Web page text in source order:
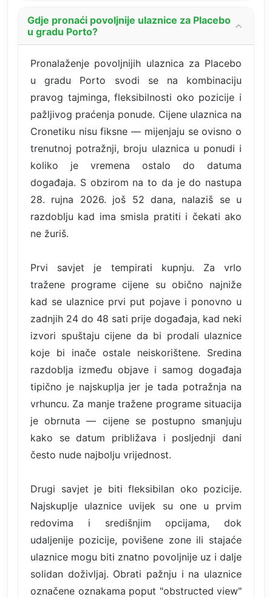
Gdje pronaći povoljnije ulaznice za Placebo
u gradu Porto?
Pronalaženje povoljnijih ulaznica za Placebo
u gradu Porto svodi se na kombinaciju
pravog tajminga, fleksibilnosti oko pozicije i
pažljivog praćenja ponude. Cijene ulaznica na
Cronetiku nisu fiksne — mijenjaju se ovisno o
trenutnoj potražnji, broju ulaznica u ponudi i
koliko je vremena ostalo do datuma
događaja. S obzirom na to da je do nastupa
28. rujna 2026. još 52 dana, nalaziš se u
razdoblju kad ima smisla pratiti i čekati ako
ne žuriš.
Prvi savjet je tempirati kupnju. Za vrlo
tražene programe cijene su obično najniže
kad se ulaznice prvi put pojave i ponovno u
zadnjih 24 do 48 sati prije događaja, kad neki
izvori spuštaju cijene da bi prodali ulaznice
koje bi inače ostale neiskorištene. Sredina
razdoblja između objave i samog događaja
tipično je najskuplja jer je tada potražnja na
vrhuncu. Za manje tražene programe situacija
je obrnuta — cijene se postupno smanjuju
kako se datum približava i posljednji dani
često nude najbolju vrijednost.
Drugi savjet je biti fleksibilan oko pozicije.
Najskuplje ulaznice uvijek su one u prvim
redovima i središnjim opcijama, dok
udaljenije pozicije, povišene zone ili stajaće
ulaznice mogu biti znatno povoljnije uz i dalje
solidan doživljaj. Obrati pažnju i na ulaznice
označene oznakama poput "obstructed view"